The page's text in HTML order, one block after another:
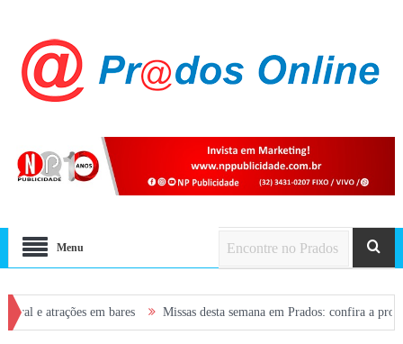
Menu
em bares Missas desta semana em Prados: confira a programação